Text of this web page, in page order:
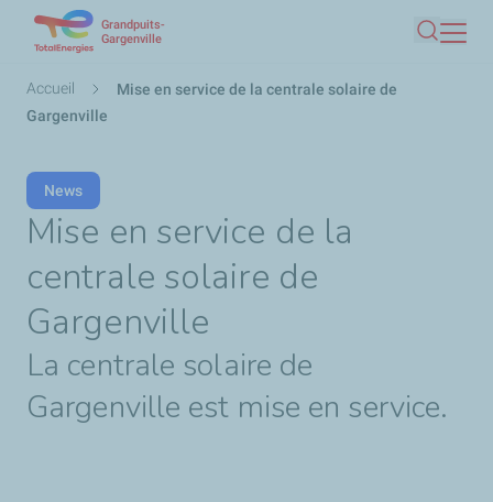
contenu
Grandpuits-
Gargenville
Fil
d'Ariane
Accueil
Mise en service de la centrale solaire de
Gargenville
News
Mise en service de la
centrale solaire de
Gargenville
La centrale solaire de
Gargenville est mise en service.